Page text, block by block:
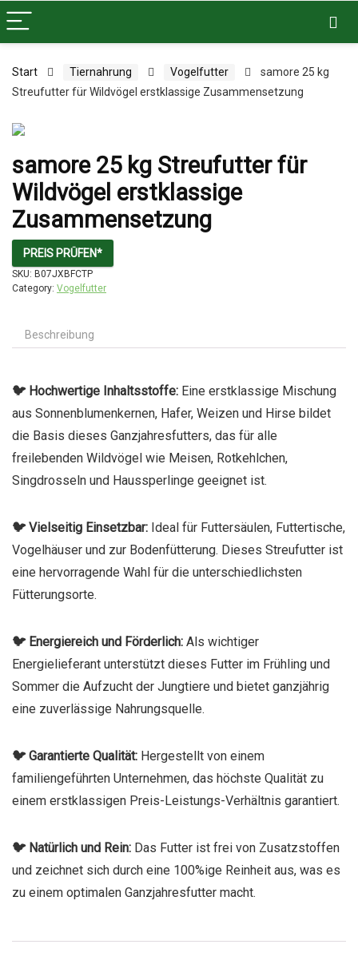
Start Tiernahrung Vogelfutter
samore 25 kg
Streufutter für Wildvögel erstklassige Zusammensetzung
samore 25 kg Streufutter für
Wildvögel erstklassige
Zusammensetzung
PREIS PRÜFEN*
SKU: B07JXBFCTP
Category: Vogelfutter
Beschreibung
🐦 Hochwertige Inhaltsstoffe: Eine erstklassige Mischung
aus Sonnenblumenkernen, Hafer, Weizen und Hirse bildet
die Basis dieses Ganzjahresfutters, das für alle
freilebenden Wildvögel wie Meisen, Rotkehlchen,
Singdrosseln und Haussperlinge geeignet ist.
🐦 Vielseitig Einsetzbar: Ideal für Futtersäulen, Futtertische,
Vogelhäuser und zur Bodenfütterung. Dieses Streufutter ist
eine hervorragende Wahl für die unterschiedlichsten
Fütterungsorte.
🐦 Energiereich und Förderlich: Als wichtiger
Energielieferant unterstützt dieses Futter im Frühling und
Sommer die Aufzucht der Jungtiere und bietet ganzjährig
eine zuverlässige Nahrungsquelle.
🐦 Garantierte Qualität: Hergestellt von einem
familiengeführten Unternehmen, das höchste Qualität zu
einem erstklassigen Preis-Leistungs-Verhältnis garantiert.
🐦 Natürlich und Rein: Das Futter ist frei von Zusatzstoffen
und zeichnet sich durch eine 100%ige Reinheit aus, was es
zu einem optimalen Ganzjahresfutter macht.